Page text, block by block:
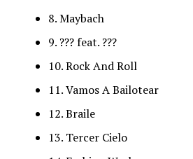
8. Maybach
9. ??? feat. ???
10. Rock And Roll
11. Vamos A Bailotear
12. Braile
13. Tercer Cielo